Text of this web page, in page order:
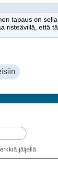
tapaus on
risteävillä, että
jäljellä